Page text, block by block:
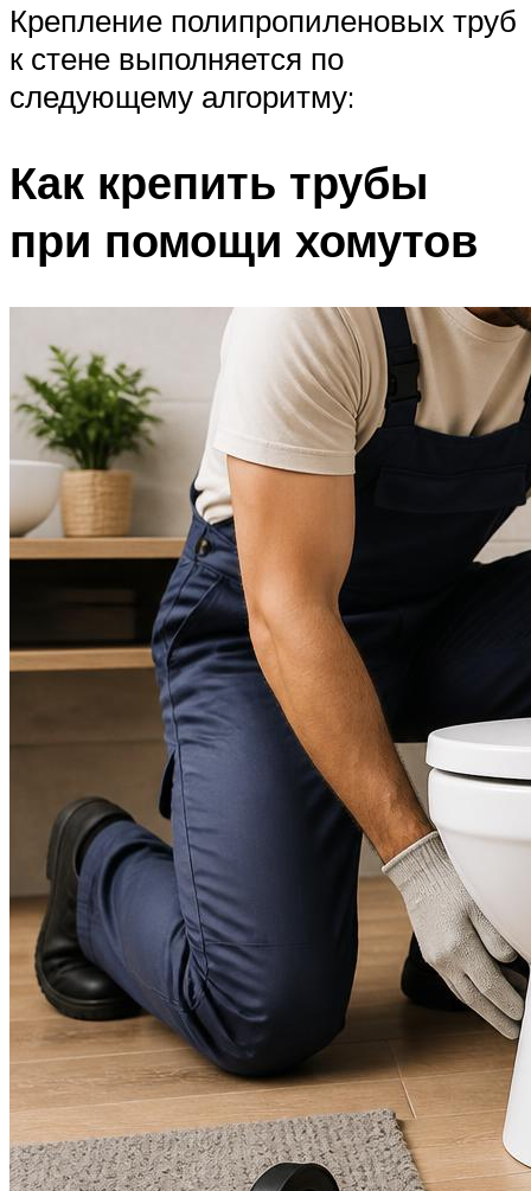
Крепление полипропиленовых труб
к стене выполняется по
следующему алгоритму:
Как крепить трубы
при помощи хомутов